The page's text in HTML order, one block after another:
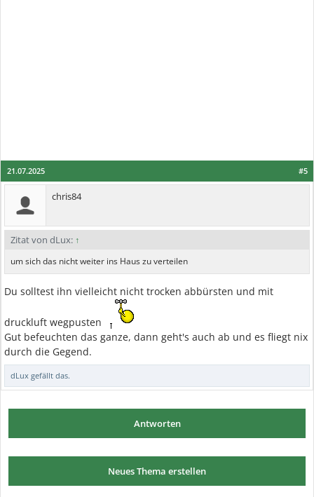
#5
21.07.2025
chris84
Zitat von dLux: ↑
um sich das nicht weiter ins Haus zu verteilen
Du solltest ihn vielleicht nicht trocken abbürsten und mit
druckluft wegpusten
Gut befeuchten das ganze, dann geht's auch ab und es fliegt nix
durch die Gegend.
dLux gefällt das.
Antworten
Neues Thema erstellen